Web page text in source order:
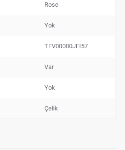
Rose
Yok
TEV00000JFI57
Var
Yok
Çelik